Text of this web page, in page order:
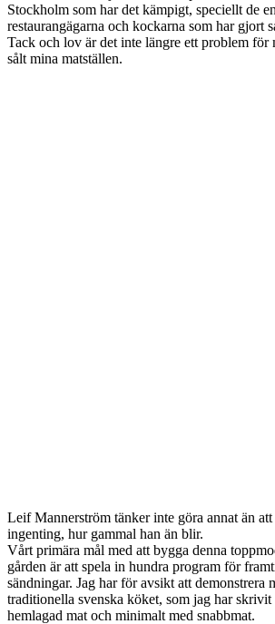
Stockholm som har det kämpigt, speciellt de
restaurangägarna och kockarna som har gjort
Tack och lov är det inte längre ett problem för
sålt mina matställen.
Leif Mannerström tänker inte göra annat än att
ingenting, hur gammal han än blir.
Vårt primära mål med att bygga denna
gården är att spela in hundra program för
sändningar. Jag har för avsikt att demonstrera
traditionella svenska köket, som jag har
hemlagad mat och minimalt med snabbmat.